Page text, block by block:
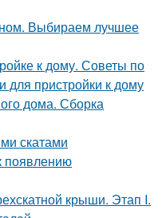
Выбираем лучшее
к дому. Советы по
для пристройки к дому
дома. Сборка
скатами
появлению
крыши. Этап I.